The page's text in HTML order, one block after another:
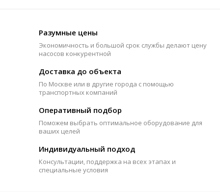
Разумные цены
Экономичность и большой срок службы делают цену
насосов конкурентной
Доставка до объекта
По Москве или в другие города с помощью
транспортных компаний
Оперативный подбор
Поможем выбрать оптимальное оборудование для
ваших целей
Индивидуальный подход
Консультации, поддержка на всех этапах и
специальные условия